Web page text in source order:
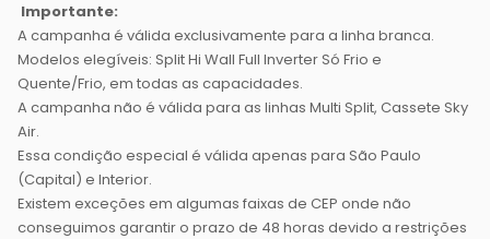
Importante:
A campanha é válida exclusivamente para a linha branca.
Modelos elegíveis: Split Hi Wall Full Inverter Só Frio e
Quente/Frio, em todas as capacidades.
A campanha não é válida para as linhas Multi Split, Cassete Sky
Air.
Essa condição especial é válida apenas para São Paulo
(Capital) e Interior.
Existem exceções em algumas faixas de CEP onde não
conseguimos garantir o prazo de 48 horas devido a restrições